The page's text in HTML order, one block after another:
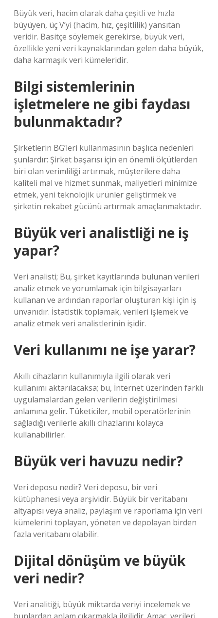
Büyük veri, hacim olarak daha çeşitli ve hızla
büyüyen, üç V’yi (hacim, hız, çeşitlilik) yansıtan
veridir. Basitçe söylemek gerekirse, büyük veri,
özellikle yeni veri kaynaklarından gelen daha büyük,
daha karmaşık veri kümeleridir.
Bilgi sistemlerinin
işletmelere ne gibi faydası
bulunmaktadır?
Şirketlerin BG’leri kullanmasının başlıca nedenleri
şunlardır: Şirket başarısı için en önemli ölçütlerden
biri olan verimliliği artırmak, müşterilere daha
kaliteli mal ve hizmet sunmak, maliyetleri minimize
etmek, yeni teknolojik ürünler geliştirmek ve
şirketin rekabet gücünü artırmak amaçlanmaktadır.
Büyük veri analistliği ne iş
yapar?
Veri analisti; Bu, şirket kayıtlarında bulunan verileri
analiz etmek ve yorumlamak için bilgisayarları
kullanan ve ardından raporlar oluşturan kişi için iş
ünvanıdır. İstatistik toplamak, verileri işlemek ve
analiz etmek veri analistlerinin işidir.
Veri kullanımı ne işe yarar?
Akıllı cihazların kullanımıyla ilgili olarak veri
kullanımı aktarılacaksa; bu, İnternet üzerinden farklı
uygulamalardan gelen verilerin değiştirilmesi
anlamına gelir. Tüketiciler, mobil operatörlerinin
sağladığı verilerle akıllı cihazlarını kolayca
kullanabilirler.
Büyük veri havuzu nedir?
Veri deposu nedir? Veri deposu, bir veri
kütüphanesi veya arşividir. Büyük bir veritabanı
altyapısı veya analiz, paylaşım ve raporlama için veri
kümelerini toplayan, yöneten ve depolayan birden
fazla veritabanı olabilir.
Dijital dönüşüm ve büyük
veri nedir?
Veri analitiği, büyük miktarda veriyi incelemek ve